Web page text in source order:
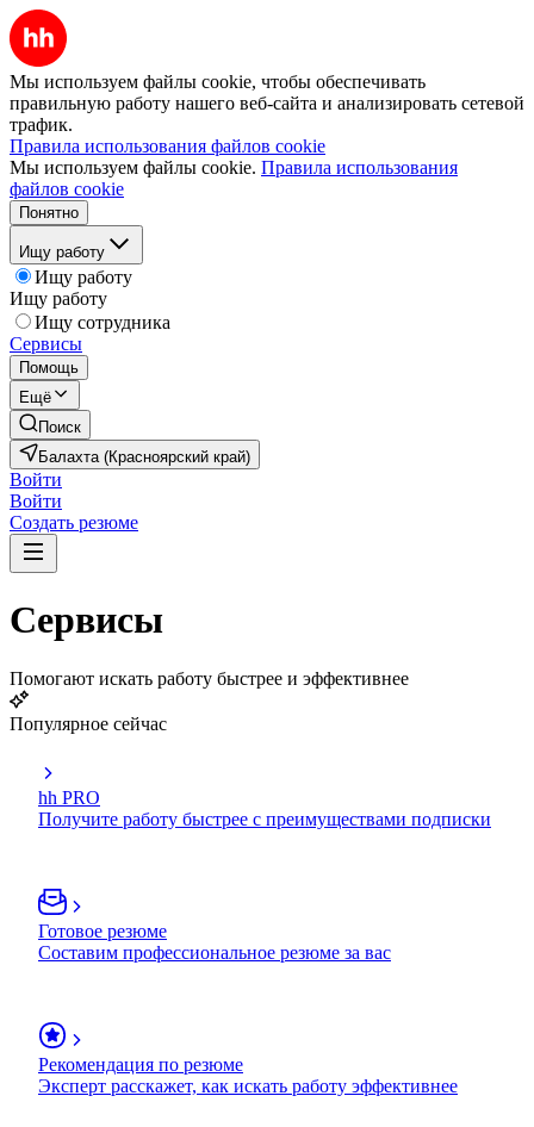
Мы используем файлы cookie, чтобы обеспечивать
правильную работу нашего веб-сайта и анализировать сетевой
трафик.
Правила использования файлов cookie
Мы используем файлы cookie. Правила использования
файлов cookie
Понятно
Ищу работу
Ищу работу
Ищу работу
Ищу сотрудника
Сервисы
Помощь
Ещё
Поиск
Балахта (Красноярский край)
Войти
Войти
Создать резюме
Сервисы
Помогают искать работу быстрее и эффективнее
Популярное сейчас
hh PRO
Получите работу быстрее с преимуществами подписки
Готовое резюме
Составим профессиональное резюме за вас
Рекомендация по резюме
Эксперт расскажет, как искать работу эффективнее